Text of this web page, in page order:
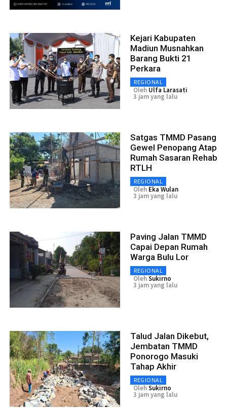
Kejari Kabupaten
Madiun Musnahkan
Barang Bukti 21
Perkara
REGIONAL
Oleh Ulfa Larasati
3 jam yang lalu
Satgas TMMD Pasang
Gewel Penopang Atap
Rumah Sasaran Rehab
RTLH
REGIONAL
Oleh Eka Wulan
3 jam yang lalu
Paving Jalan TMMD
Capai Depan Rumah
Warga Bulu Lor
REGIONAL
OlehSukirno
3 jam yang lalu
Talud Jalan Dikebut,
Jembatan TMMD
Ponorogo Masuki
Tahap Akhir
REGIONAL
OlehSukirno
3 jam yang lalu